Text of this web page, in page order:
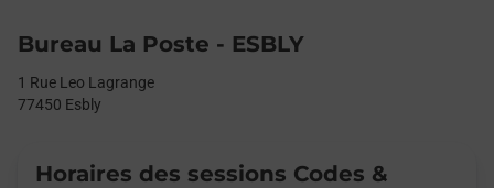
Bureau La Poste - ESBLY
1 Rue Leo Lagrange
77450 Esbly
Horaires des sessions Codes &